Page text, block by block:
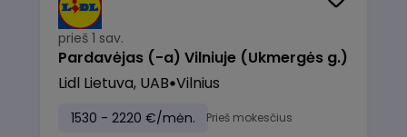
prieš 1 sav.
Pardavėjas (-a) Vilniuje (Ukmergės g.)
Lidl Lietuva, UAB Vilnius
1530 - 2220 €/mėn. Prieš mokesčius